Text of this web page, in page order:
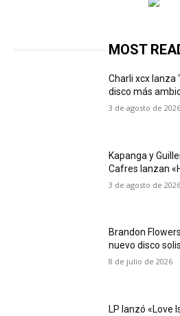
MOST
Charli xcx lanza
disco más
3 de agosto de 2026
Kapanga y
Cafres lanzan
3 de agosto de 2026
Brandon
nuevo disco
8 de julio de 2026
LP lanzó «Love